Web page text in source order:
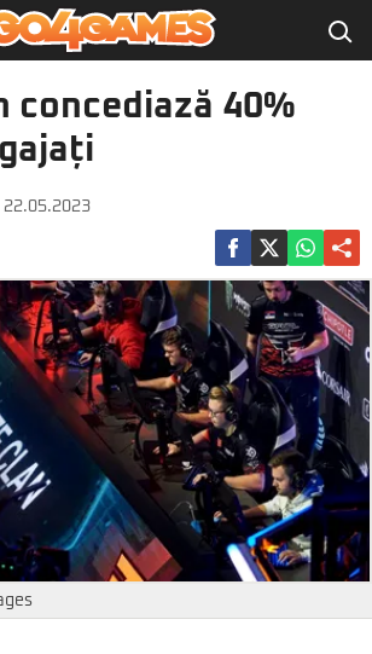
concediază 40%
| 22.05.2023